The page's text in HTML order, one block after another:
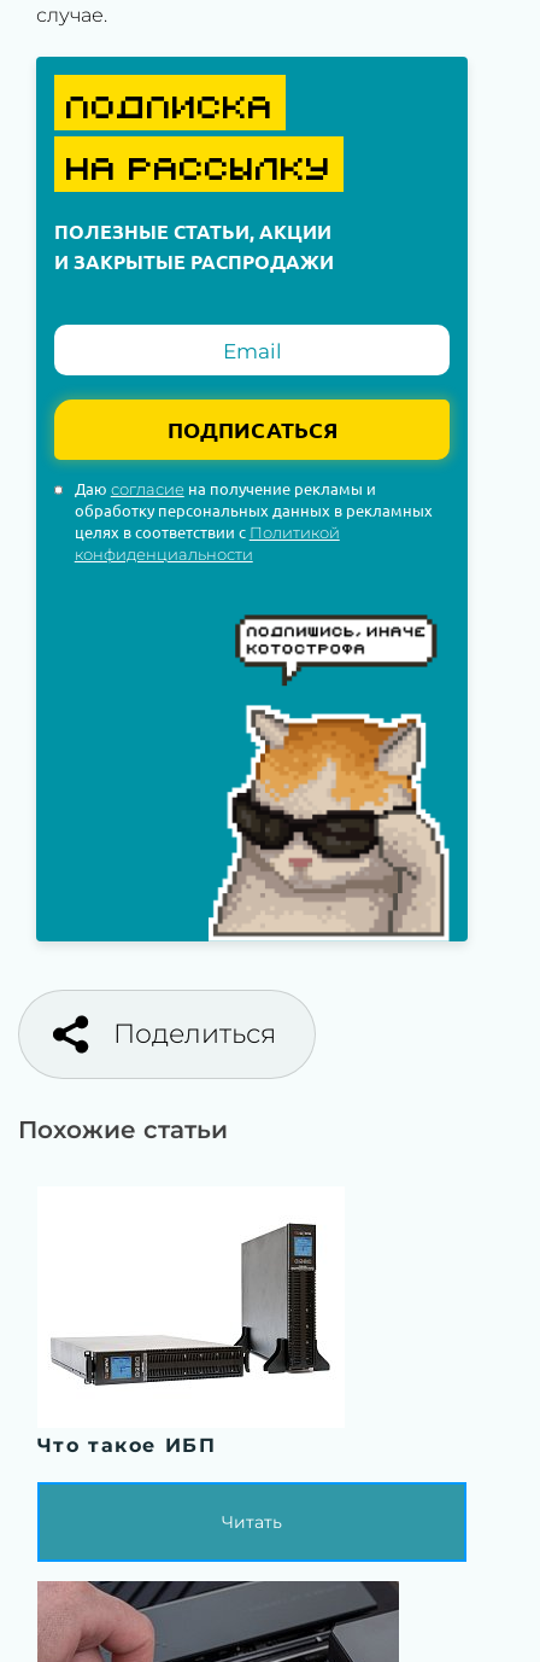
случае.
ПОДПИСКА
НА РАССЫЛКУ
ПОЛЕЗНЫЕ СТАТЬИ, АКЦИИ
И ЗАКРЫТЫЕ РАСПРОДАЖИ
ПОДПИСАТЬСЯ
Даю согласиена получение рекламы и
обработку персональных данных в рекламных
целях в соответствии с Политикой
конфиденциальности
Поделиться
Похожие статьи
Что такое ИБП
Читать